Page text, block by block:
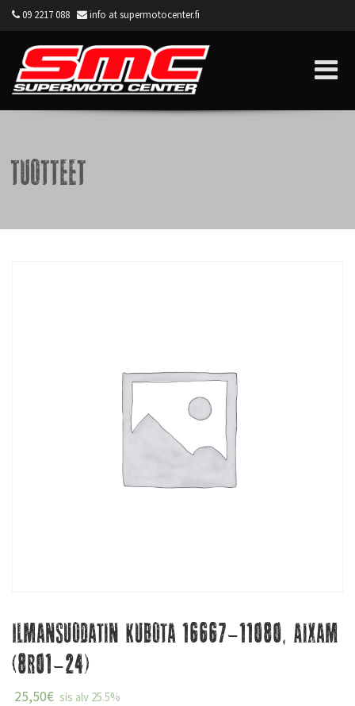
09 2217 088 info at supermotocenter.fi
Tuotteet
Ilmansuodatin Kubota 16667-11080, Aixam
(8R01-24)
25,50€ sis alv 25.5%